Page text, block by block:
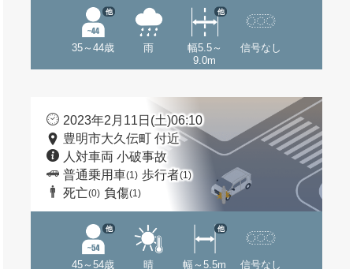
35～44歳
他
雨
幅5.5～
9.0m
他
信号なし
2023年2月11日(土)06:10
豊明市大久伝町 付近
人対車両 小破事故
普通乗用車(1) 歩行者(1)
死亡(0) 負傷(1)
45～54歳
他
晴 幅～5.5m
他
信号なし